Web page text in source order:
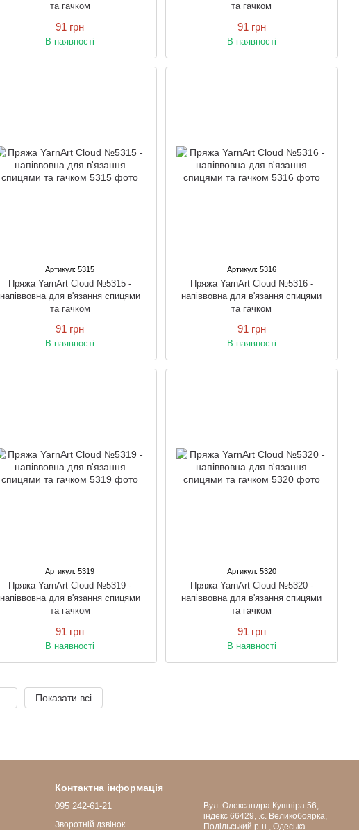
та гачком
91 грн
В наявності
та гачком
91 грн
В наявності
Артикул: 5315
Пряжа YarnArt Cloud №5315 -
напіввовна для в'язання спицями
та гачком
91 грн
В наявності
Артикул: 5316
Пряжа YarnArt Cloud №5316 -
напіввовна для в'язання спицями
та гачком
91 грн
В наявності
Артикул: 5319
Пряжа YarnArt Cloud №5319 -
напіввовна для в'язання спицями
та гачком
91 грн
В наявності
Артикул: 5320
Пряжа YarnArt Cloud №5320 -
напіввовна для в'язання спицями
та гачком
91 грн
В наявності
Показати всі
Контактна інформація
095 242-61-21
Зворотній дзвінок
Вул. Олександра Кушніра 56,
індекс 66429, .с. Великобоярка,
Подільський р-н., Одеська